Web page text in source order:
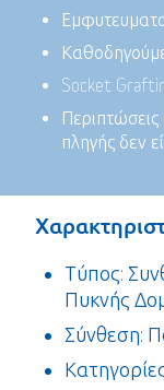
Socket
πληγής δεν
Τύπος:
Πυκνής
Σύνθεση: